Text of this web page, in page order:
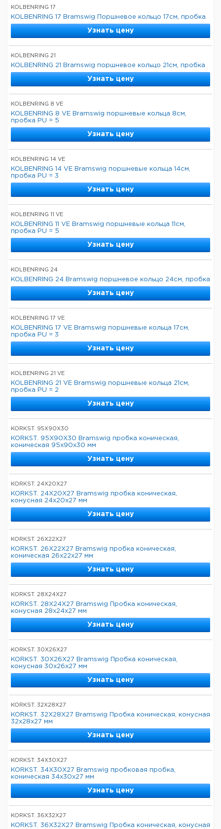
KOLBENRING 17
KOLBENRING 17 Bramswig Поршневое кольцо 17см, пробка
Узнать цену
KOLBENRING 21
KOLBENRING 21 Bramswig поршневое кольцо 21см, пробка
Узнать цену
KOLBENRING 8 VE
KOLBENRING 8 VE Bramswig поршневые кольца 8см,
пробка PU = 5
Узнать цену
KOLBENRING 14 VE
KOLBENRING 14 VE Bramswig поршневые кольца 14см,
пробка PU = 3
Узнать цену
KOLBENRING 11 VE
KOLBENRING 11 VE Bramswig поршневые кольца 11см,
пробка PU = 5
Узнать цену
KOLBENRING 24
KOLBENRING 24 Bramswig поршневое кольцо 24см, пробка
Узнать цену
KOLBENRING 17 VE
KOLBENRING 17 VE Bramswig поршневые кольца 17см,
пробка PU = 3
Узнать цену
KOLBENRING 21 VE
KOLBENRING 21 VE Bramswig поршневые кольца 21см,
пробка PU = 2
Узнать цену
KORKST. 95X90X30
KORKST. 95X90X30 Bramswig пробка коническая,
коническая 95x90x30 мм
Узнать цену
KORKST. 24X20X27
KORKST. 24X20X27 Bramswig пробка коническая,
конусная 24x20x27 мм
Узнать цену
KORKST. 26X22X27
KORKST. 26X22X27 Bramswig пробка коническая,
коническая 26x22x27 мм
Узнать цену
KORKST. 28X24X27
KORKST. 28X24X27 Bramswig Пробка коническая,
конусная 28x24x27 мм
Узнать цену
KORKST. 30X26X27
KORKST. 30X26X27 Bramswig Пробка коническая,
конусная 30x26x27 мм
Узнать цену
KORKST. 32X28X27
KORKST. 32X28X27 Bramswig Пробка коническая, конусная
32x28x27 мм
Узнать цену
KORKST. 34X30X27
KORKST. 34X30X27 Bramswig пробковая пробка,
коническая 34x30x27 мм
Узнать цену
KORKST. 36X32X27
KORKST. 36X32X27 Bramswig Пробка коническая, конусная